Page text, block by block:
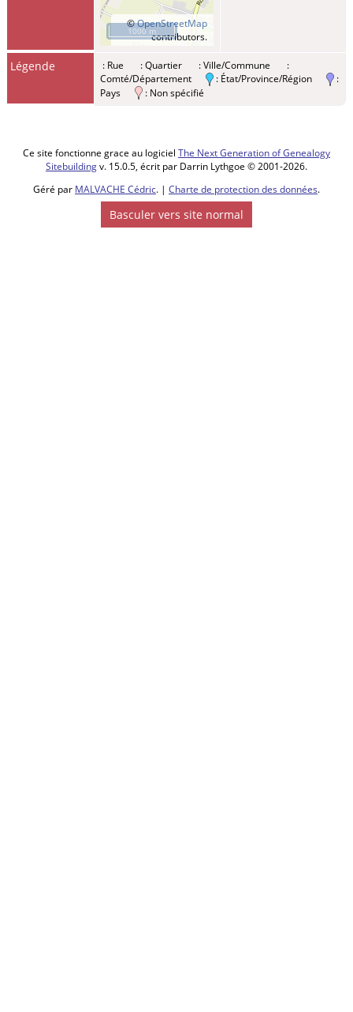
©OpenStreetMap
contributors.
1000 m
Légende : Rue : Quartier : Ville/Commune
:
Comté/Département
: État/Province/Région
:
Pays
: Non spécifié
Ce site fonctionne grace au logiciel The Next Generation of Genealogy
Sitebuildingv. 15.0.5, écrit par Darrin Lythgoe © 2001-2026.
Géré par MALVACHE Cédric. | Charte de protection des données.
Basculer vers site normal